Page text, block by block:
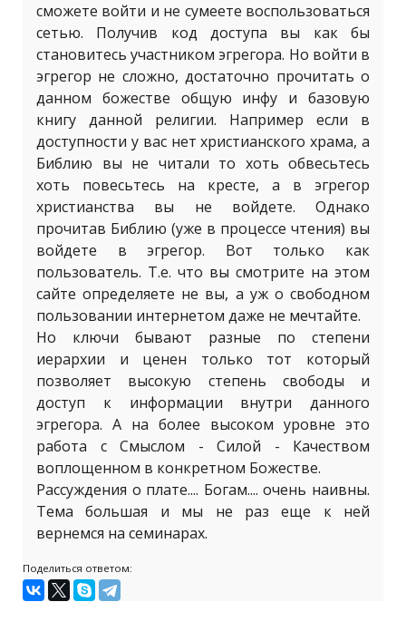
сможете войти и не сумеете воспользоваться
сетью. Получив код доступа вы как бы
становитесь участником эгрегора. Но войти в
эгрегор не сложно, достаточно прочитать о
данном божестве общую инфу и базовую
книгу данной религии. Например если в
доступности у вас нет христианского храма, а
Библию вы не читали то хоть обвесьтесь
хоть повесьтесь на кресте, а в эгрегор
христианства вы не войдете. Однако
прочитав Библию (уже в процессе чтения) вы
войдете в эгрегор. Вот только как
пользователь. Т.е. что вы смотрите на этом
сайте определяете не вы, а уж о свободном
пользовании интернетом даже не мечтайте.
Но ключи бывают разные по степени
иерархии и ценен только тот который
позволяет высокую степень свободы и
доступ к информации внутри данного
эгрегора. А на более высоком уровне это
работа с Смыслом - Силой - Качеством
воплощенном в конкретном Божестве.
Рассуждения о плате.... Богам.... очень наивны.
Тема большая и мы не раз еще к ней
вернемся на семинарах.
Поделиться ответом: